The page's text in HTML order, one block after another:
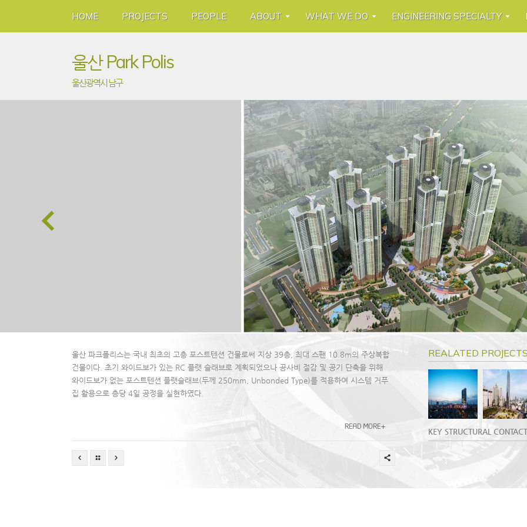
HOME PROJECTS PEOPLE ABOUT WHAT WE DO ENGINEERING SPECIALTY
울산 Park Polis
울산광역시 남구
울산 파크폴리스는 국내 최초의 고층 포스트텐션 건물로써 지상 39층, 최대 스팬 10.8m의 주상복합
건물이다. 초기 와이드보가 있는 RC 플랫 슬래브로 계획되었으나 공사비 절감 및 공기 단축을 위해
와이드보가 없는 포스트텐션 플랫슬래브(두께 250mm, Unbonded Type)를 적용하여 시스템 거푸
집 활용으로 층당 4일 공정을 실현하였다.
● 건물규모 : 지상39층, 지하6층
● 건물높이 : 142.3m
REALATED
KEY STRUCTURAL